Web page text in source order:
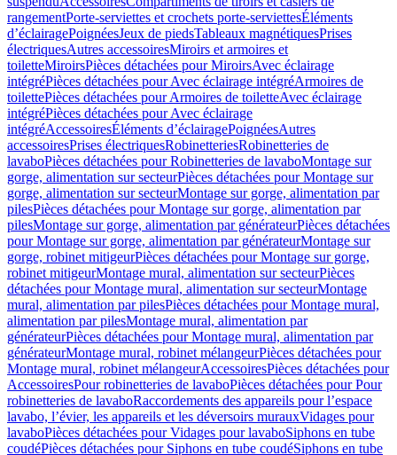
rangementPorte-serviettes et crochets porte-serviettesÉléments
d’éclairagePoignéesJeux de piedsTableaux magnétiquesPrises
électriquesAutres accessoiresMiroirs et armoires et
toiletteMiroirsPièces détachées pour MiroirsAvec éclairage
intégréPièces détachées pour Avec éclairage intégréArmoires de
toilettePièces détachées pour Armoires de toiletteAvec éclairage
intégréPièces détachées pour Avec éclairage
intégréAccessoiresÉléments d’éclairagePoignéesAutres
accessoiresPrises électriquesRobinetteriesRobinetteries de
lavaboPièces détachées pour Robinetteries de lavaboMontage sur
gorge, alimentation sur secteurPièces détachées pour Montage sur
gorge, alimentation sur secteurMontage sur gorge, alimentation par
pilesPièces détachées pour Montage sur gorge, alimentation par
pilesMontage sur gorge, alimentation par générateurPièces détachées
pour Montage sur gorge, alimentation par générateurMontage sur
gorge, robinet mitigeurPièces détachées pour Montage sur gorge,
robinet mitigeurMontage mural, alimentation sur secteurPièces
détachées pour Montage mural, alimentation sur secteurMontage
mural, alimentation par pilesPièces détachées pour Montage mural,
alimentation par pilesMontage mural, alimentation par
générateurPièces détachées pour Montage mural, alimentation par
générateurMontage mural, robinet mélangeurPièces détachées pour
Montage mural, robinet mélangeurAccessoiresPièces détachées pour
AccessoiresPour robinetteries de lavaboPièces détachées pour Pour
robinetteries de lavaboRaccordements des appareils pour l’espace
lavabo, l’évier, les appareils et les déversoirs murauxVidages pour
lavaboPièces détachées pour Vidages pour lavaboSiphons en tube
coudéPièces détachées pour Siphons en tube coudéSiphons en tube